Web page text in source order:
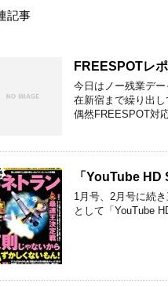
記事
FREESPOTレ
今日はノー残業デ
在新宿まで繰り出
偶然FREESPOT対
「YouTube
1月号、2月号に続
として「YouTube